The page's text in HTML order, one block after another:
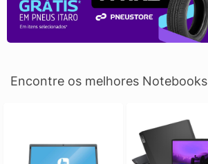
Encontre os melhores Notebooks